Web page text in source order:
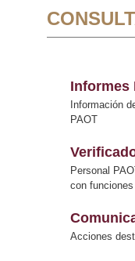
Informes
Información
PAOT
Personal
con
Acciones